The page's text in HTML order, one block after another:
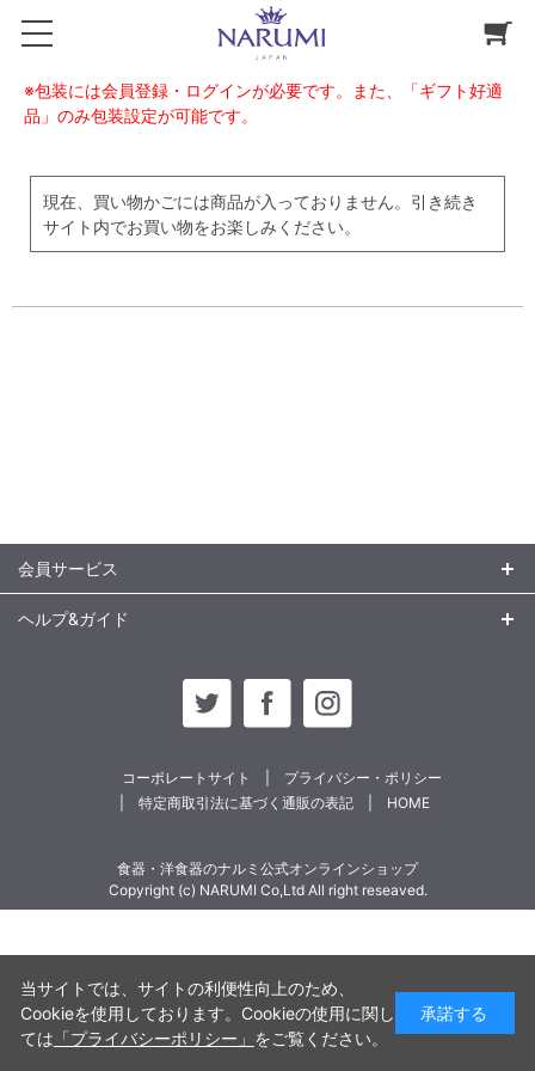
※包装には会員登録・ログインが必要です。また、「ギフト好適
品」のみ包装設定が可能です。
現在、買い物かごには商品が入っておりません。引き続き
サイト内でお買い物をお楽しみください。
会員サービス
ヘルプ&ガイド
コーポレートサイト
プライバシー・ポリシー
特定商取引法に基づく通販の表記
HOME
食器・洋食器のナルミ公式オンラインショップ
Copyright (c) NARUMI Co,Ltd All right reseaved.
当サイトでは、サイトの利便性向上のため、
Cookieを使用しております。Cookieの使用に関し
ては 「プライバシーポリシー」 をご覧ください。
承諾する